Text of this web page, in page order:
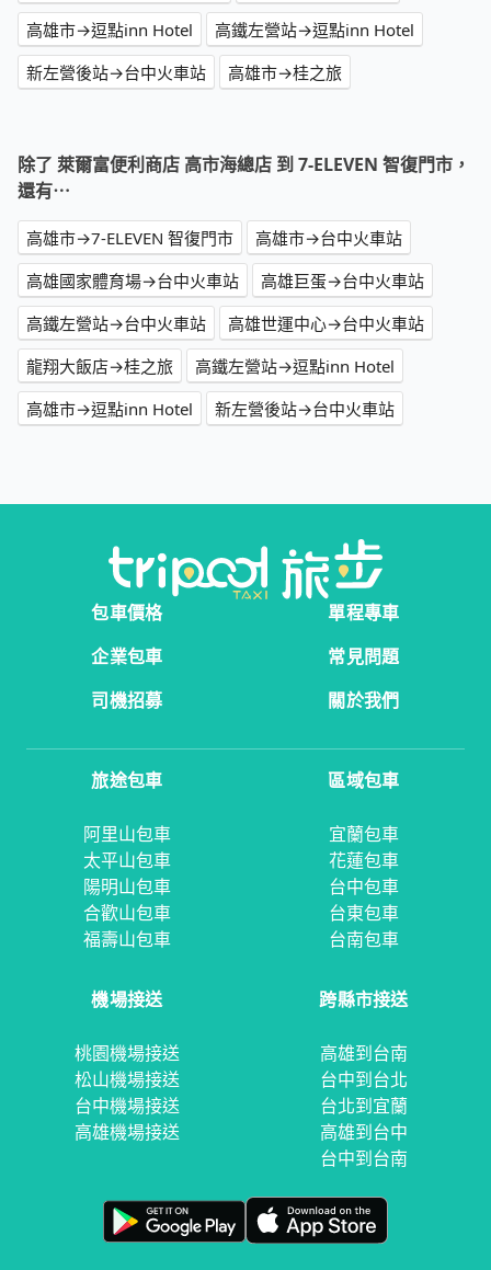
高雄市→逗點inn Hotel
高鐵左營站→逗點inn Hotel
新左營後站→台中火車站
高雄市→桂之旅
除了 萊爾富便利商店 高市海總店 到 7-ELEVEN 智復門市，
還有⋯
高雄市→7-ELEVEN 智復門市
高雄市→台中火車站
高雄國家體育場→台中火車站
高雄巨蛋→台中火車站
高鐵左營站→台中火車站
高雄世運中心→台中火車站
龍翔大飯店→桂之旅
高鐵左營站→逗點inn Hotel
高雄市→逗點inn Hotel
新左營後站→台中火車站
包車價格
單程專車
企業包車
常見問題
司機招募
關於我們
旅途包車
阿里山包車
太平山包車
陽明山包車
合歡山包車
福壽山包車
區域包車
宜蘭包車
花蓮包車
台中包車
台東包車
台南包車
機場接送
桃園機場接送
松山機場接送
台中機場接送
高雄機場接送
跨縣市接送
高雄到台南
台中到台北
台北到宜蘭
高雄到台中
台中到台南